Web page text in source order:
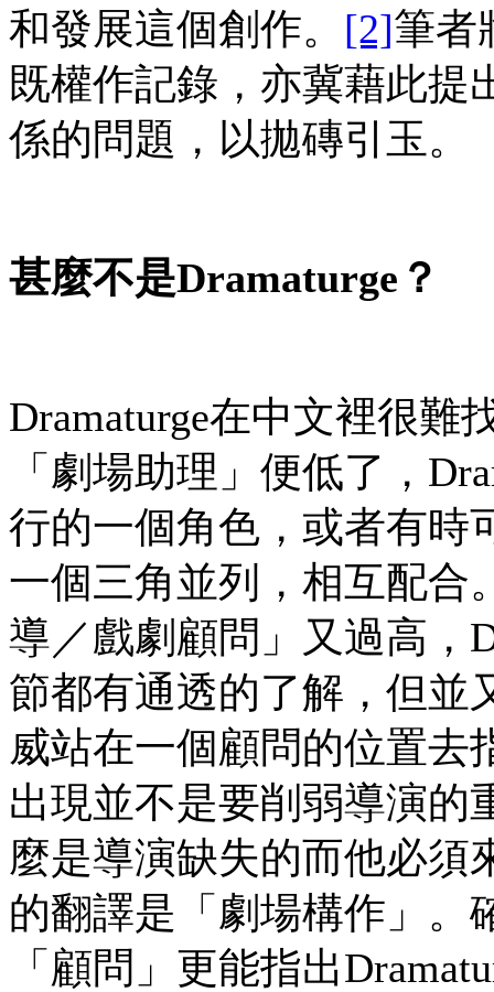
和發展這個創作。 [2]筆者
既權作記錄，亦冀藉此提
係的問題，以拋磚引玉。
甚麼不是Dramaturge ？
Dramaturge在中文裡很難
「劇場助理」便低了，
行的一個角色，或者有時
一個三角並列，相互配合
導／戲劇顧問」又過高，
節都有通透的了解，但並
威站在一個顧問的位置去
出現並不是要削弱導演的
麼是導演缺失的而他必須
的翻譯是「劇場構作」。
「顧問」更能指出